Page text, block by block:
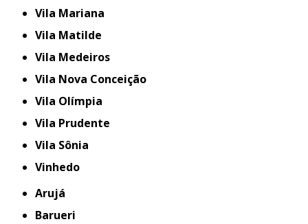
Vila Mariana
Vila Matilde
Vila Medeiros
Vila Nova Conceição
Vila Olímpia
Vila Prudente
Vila Sônia
Vinhedo
Arujá
Barueri